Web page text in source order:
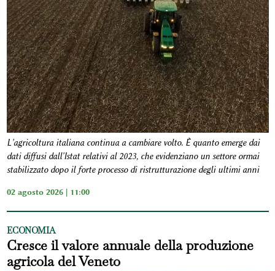
L'agricoltura italiana continua a cambiare volto. È quanto emerge dai
dati diffusi dall'Istat relativi al 2023, che evidenziano un settore ormai
stabilizzato dopo il forte processo di ristrutturazione degli ultimi anni
02 agosto 2026 | 11:00
ECONOMIA
Cresce il valore annuale della produzione
agricola del Veneto